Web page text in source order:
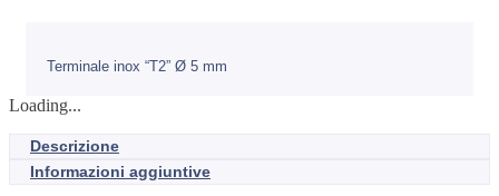
Terminale inox “T2” Ø 5 mm
Loading...
Descrizione
Informazioni aggiuntive